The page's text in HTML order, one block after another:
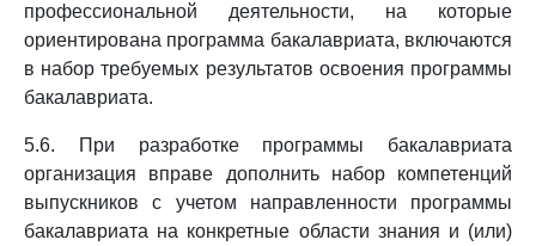
профессиональной деятельности, на которые
ориентирована программа бакалавриата, включаются
в набор требуемых результатов освоения программы
бакалавриата.
5.6. При разработке программы бакалавриата
организация вправе дополнить набор компетенций
выпускников с учетом направленности программы
бакалавриата на конкретные области знания и (или)